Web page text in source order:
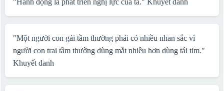
"Hành động là phát triển nghị lực của ta." Khuyết danh
"Một người con gái tầm thường phải có nhiều nhan sắc vì
người con trai tầm thường dùng mắt nhiều hơn dùng tái tim."
Khuyết danh